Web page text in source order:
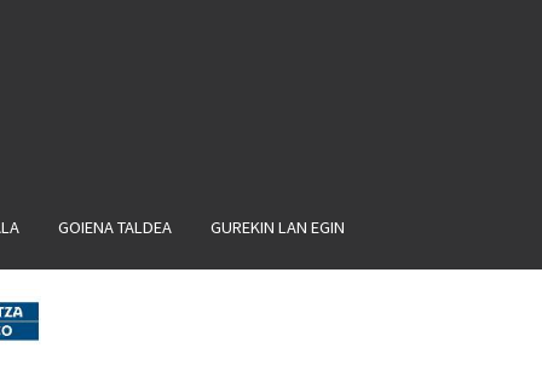
GOIENA TALDEA GUREKIN LAN EGIN